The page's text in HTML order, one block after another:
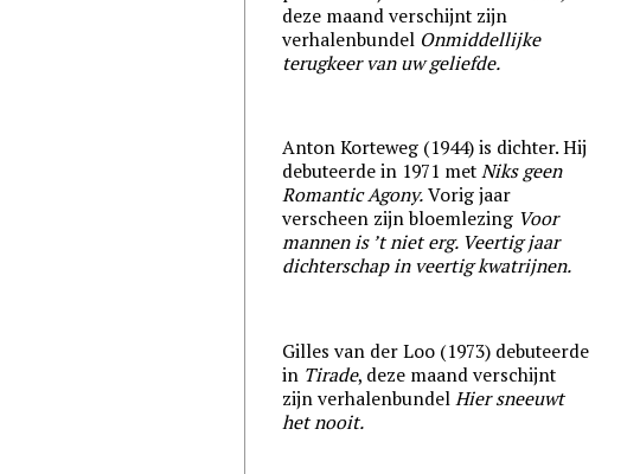
deze maand verschijnt zijn
verhalenbundel Onmiddellijke
terugkeer van uw geliefde.
Anton Korteweg (1944) is dichter. Hij
debuteerde in 1971 metNiks geen
Romantic Agony. Vorig jaar
verscheen zijn bloemlezing Voor
mannen is ’t niet erg. Veertig jaar
dichterschap in veertig kwatrijnen.
Gilles van der Loo (1973) debuteerde
in Tirade, deze maand verschijnt
zijn verhalenbundel Hier sneeuwt
het nooit.